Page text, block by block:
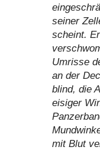
seiner
scheint.
Umrisse
an der
blind, die
eisiger
mit Blut